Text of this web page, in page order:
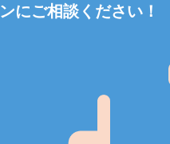
にご相談ください！